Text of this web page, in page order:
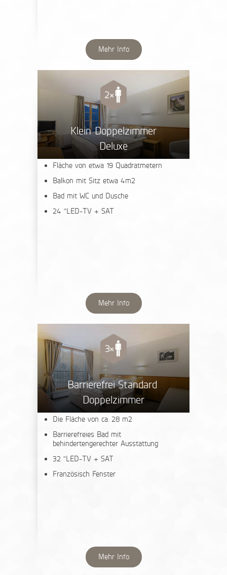
Mehr Info
Klein Doppelzimmer
Deluxe
Fläche von etwa 19 Quadratmetern
Balkon mit Sitz etwa 4m2
Bad mit WC und Dusche
24 "LED-TV + SAT
Mehr Info
Barrierefrei Standard
Doppelzimmer
Die Fläche von ca. 28 m2
Barrierefreies Bad mit
behindertengerechter Ausstattung
32 "LED-TV + SAT
Französisch Fenster
Mehr Info